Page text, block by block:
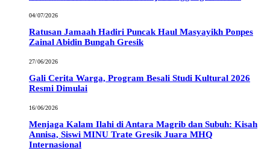
04/07/2026
Ratusan Jamaah Hadiri Puncak Haul Masyayikh Ponpes
Zainal Abidin Bungah Gresik
27/06/2026
Gali Cerita Warga, Program Besali Studi Kultural 2026
Resmi Dimulai
16/06/2026
Menjaga Kalam Ilahi di Antara Magrib dan Subuh: Kisah
Annisa, Siswi MINU Trate Gresik Juara MHQ
Internasional